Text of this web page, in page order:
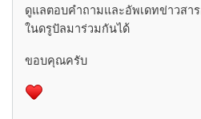
ดูแลตอบคำถามและอัพเดทข่าวสา
ในดรูปัลมาร่วมกันได้
ขอบคุณครับ